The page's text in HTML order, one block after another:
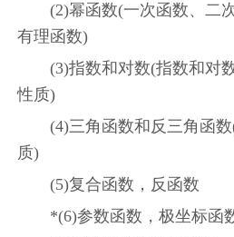
(2)幂函数(一次函数、二次
有理函数)
(3)指数和对数(指数和对数
性质)
(4)三角函数和反三角函数
质)
(5)复合函数，反函数
*(6)参数函数，极坐标函